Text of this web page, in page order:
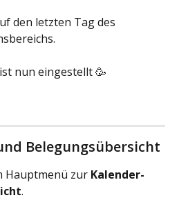
den letzten Tag des
nun eingestellt 🥳
Belegungsübersicht
Hauptmenü zur Kalender-
.